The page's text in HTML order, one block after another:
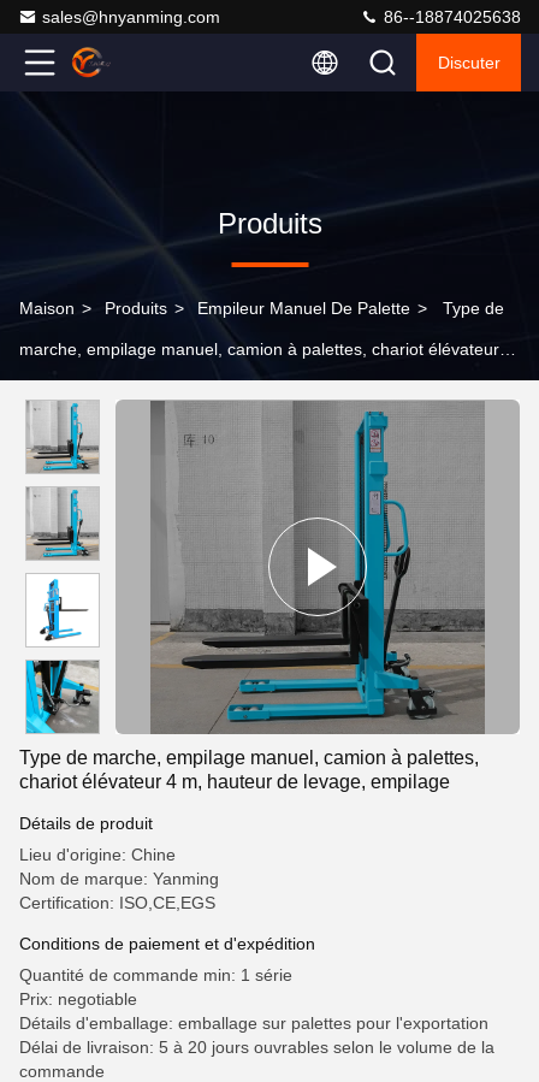
sales@hnyanming.com 86--18874025638
Discuter
Produits
Maison > Produits > Empileur Manuel De Palette > Type de
marche, empilage manuel, camion à palettes, chariot élévateur 4
Type de marche, empilage manuel, camion à palettes,
chariot élévateur 4 m, hauteur de levage, empilage
Détails de produit
Lieu d'origine: Chine
Nom de marque: Yanming
Certification: ISO,CE,EGS
Conditions de paiement et d'expédition
Quantité de commande min: 1 série
Prix: negotiable
Détails d'emballage: emballage sur palettes pour l'exportation
Délai de livraison: 5 à 20 jours ouvrables selon le volume de la
commande